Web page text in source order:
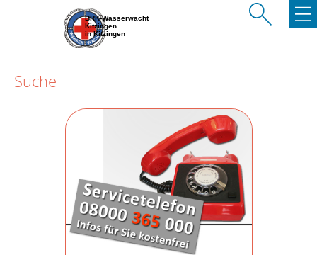
BRK-Wasserwacht
Kitzingen
in Kitzingen
Suche